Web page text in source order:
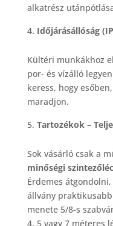
alkatrész
Időjárásállóság
Kültéri munkákhoz
por- és vízálló
keress, hogy
maradjon.
Tartozékok –
Sok vásárló csak a
minőségi szintezőléc
Érdemes
állvány
menete 5/8-s
4, 5 vagy 7 méteres